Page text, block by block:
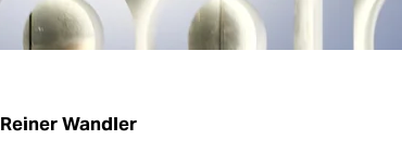
Reiner Wandler